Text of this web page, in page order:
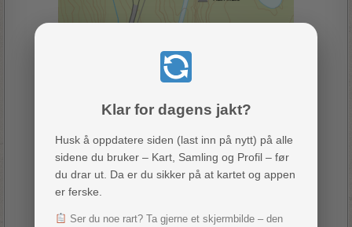
mølle. Foto: Trym Bergtatt, 2020.
Klar for dagens jakt?
Husk å oppdatere siden (last inn på nytt) på alle
sidene du bruker – Kart, Samling og Profil – før
du drar ut. Da er du sikker på at kartet og appen
er ferske.
Ser du noe rart? Ta gjerne et skjermbilde – den